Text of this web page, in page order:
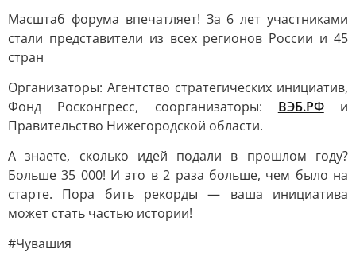
Масштаб форума впечатляет! За 6 лет участниками
стали представители из всех регионов России и 45
стран
Организаторы: Агентство стратегических инициатив,
Фонд Росконгресс, соорганизаторы: ВЭБ.РФи
Правительство Нижегородской области.
А знаете, сколько идей подали в прошлом году?
Больше 35 000! И это в 2 раза больше, чем было на
старте. Пора бить рекорды — ваша инициатива
может стать частью истории!
#Чувашия